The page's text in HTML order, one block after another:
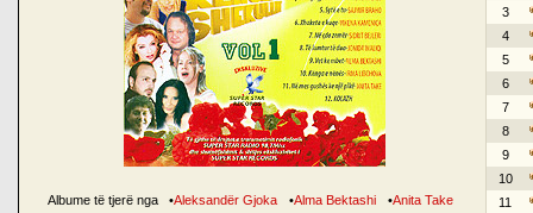
Albume të tjerë nga •Aleksandër Gjoka •Alma Bektashi •Anita Take
3
4
5
6
7
8
9
10
11